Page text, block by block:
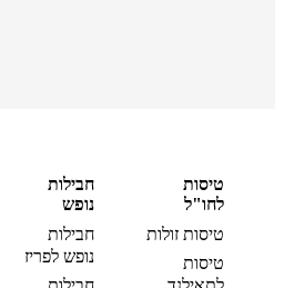
טיסות
לחו"ל
טיסות זולות
טיסות
חבילות
נופש
חבילות
נופש לפריז